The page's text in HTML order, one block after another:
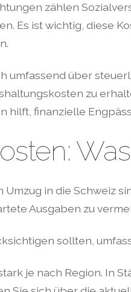
zählen
Es ist wichtig, diese
umfassend über
zu
hilft, finanzielle
in die Schweiz
Ausgaben zu
sollten,
je nach Region. In